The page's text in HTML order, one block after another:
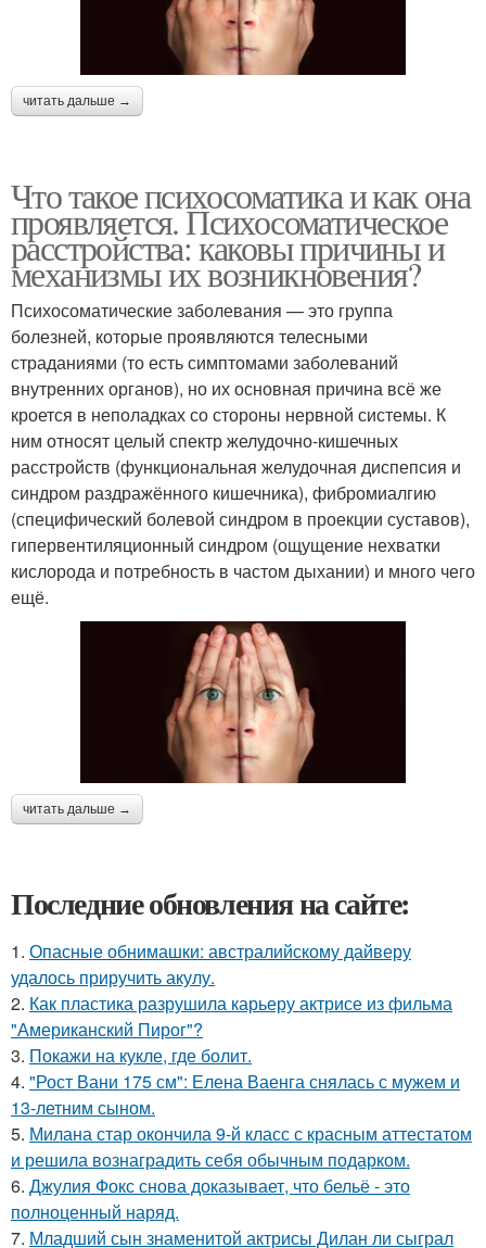
читать дальше →
Что такое психосоматика и как она
проявляется. Психосоматическое
расстройства: каковы причины и
механизмы их возникновения?
Психосоматические заболевания — это группа
болезней, которые проявляются телесными
страданиями (то есть симптомами заболеваний
внутренних органов), но их основная причина всё же
кроется в неполадках со стороны нервной системы. К
ним относят целый спектр желудочно-кишечных
расстройств (функциональная желудочная диспепсия и
синдром раздражённого кишечника), фибромиалгию
(специфический болевой синдром в проекции суставов),
гипервентиляционный синдром (ощущение нехватки
кислорода и потребность в частом дыхании) и много чего
ещё.
читать дальше →
Последние обновления на сайте:
1. Опасные обнимашки: австралийскому дайверу
удалось приручить акулу.
2. Как пластика разрушила карьеру актрисе из фильма
"Американский Пирог"?
3. Покажи на кукле, где болит.
4. "Рост Вани 175 см": Елена Ваенга снялась с мужем и
13-летним сыном.
5. Милана стар окончила 9-й класс с красным аттестатом
и решила вознаградить себя обычным подарком.
6. Джулия Фокс снова доказывает, что бельё - это
полноценный наряд.
7. Младший сын знаменитой актрисы Дилан ли сыграл